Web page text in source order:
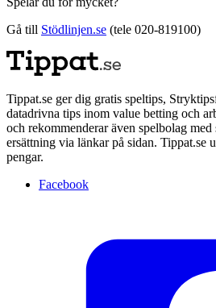
Gå till Stödlinjen.se (tele 020-819100)
Tippat.se ger dig gratis speltips,
datadrivna tips inom value betting och
och rekommenderar även spelbolag
ersättning via länkar på sidan. Tippat.se
pengar.
Facebook